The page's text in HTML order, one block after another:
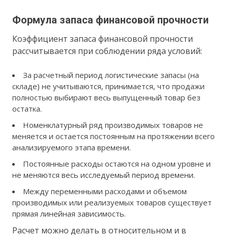
Формула запаса финансовой прочности
Коэффициент запаса финансовой прочности
рассчитывается при соблюдении ряда условий:
За расчетный период логистические запасы (на
складе) не учитываются, принимается, что продажи
полностью выбирают весь выпущенный товар без
остатка.
Номенклатурный ряд производимых товаров не
меняется и остается постоянным на протяжении всего
анализируемого этапа времени.
Постоянные расходы остаются на одном уровне и
не меняются весь исследуемый период времени.
Между переменными расходами и объемом
производимых или реализуемых товаров существует
прямая линейная зависимость.
Расчет можно делать в относительном и в